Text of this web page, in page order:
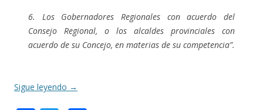
6. Los Gobernadores Regionales con acuerdo del
Consejo Regional, o los alcaldes provinciales con
acuerdo de su Concejo, en materias de su competencia”.
Sigue leyendo →